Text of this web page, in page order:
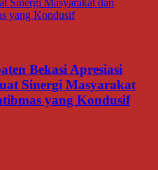
Bekasi Apresiasi
Sinergi Masyarakat
yang Kondusif